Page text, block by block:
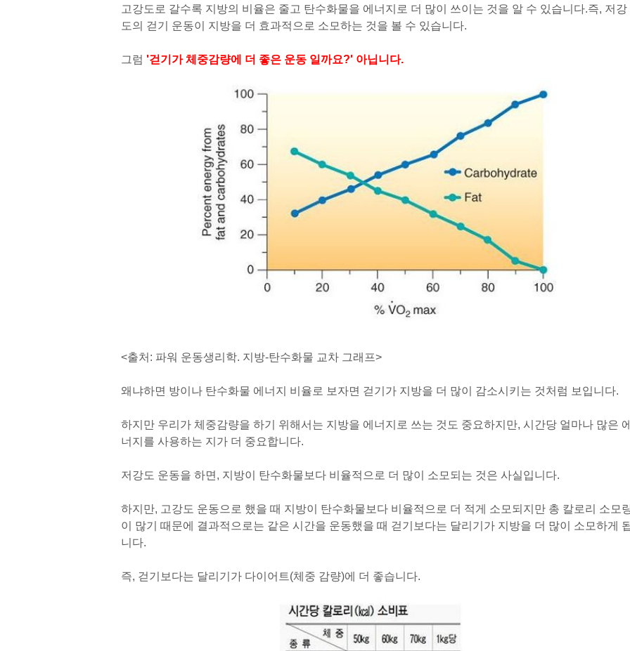
고강도로 갈수록 지방의 비율은 줄고 탄수화물을 에너지로 더 많이 쓰이는 것을 알 수 있습니다.즉, 저강
도의 걷기 운동이 지방을 더 효과적으로 소모하는 것을 볼 수 있습니다.
그럼 '걷기가 체중감량에 더 좋은 운동 일까요?' 아닙니다.
<출처: 파워 운동생리학. 지방-탄수화물 교차 그래프>
왜냐하면 방이나 탄수화물 에너지 비율로 보자면 걷기가 지방을 더 많이 감소시키는 것처럼 보입니다.
하지만 우리가 체중감량을 하기 위해서는 지방을 에너지로 쓰는 것도 중요하지만, 시간당 얼마나 많은 에
너지를 사용하는 지가 더 중요합니다.
저강도 운동을 하면, 지방이 탄수화물보다 비율적으로 더 많이 소모되는 것은 사실입니다.
하지만, 고강도 운동으로 했을 때 지방이 탄수화물보다 비율적으로 더 적게 소모되지만 총 칼로리 소모
이 많기 때문에 결과적으로는 같은 시간을 운동했을 때 걷기보다는 달리기가 지방을 더 많이 소모하게
니다.
즉, 걷기보다는 달리기가 다이어트(체중 감량)에 더 좋습니다.